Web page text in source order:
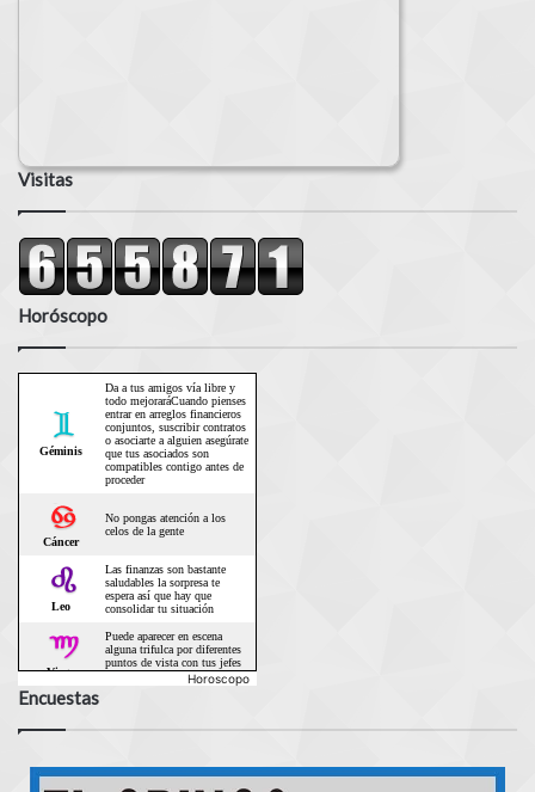
Visitas
Horóscopo
Horoscopo
Encuestas